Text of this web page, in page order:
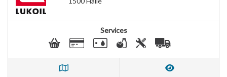
Services